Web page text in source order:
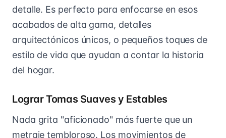
detalle. Es perfecto para enfocarse en esos
acabados de alta gama, detalles
arquitectónicos únicos, o pequeños toques de
estilo de vida que ayudan a contar la historia
del hogar.
Lograr Tomas Suaves y Estables
Nada grita "aficionado" más fuerte que un
metraje tembloroso. Los movimientos de